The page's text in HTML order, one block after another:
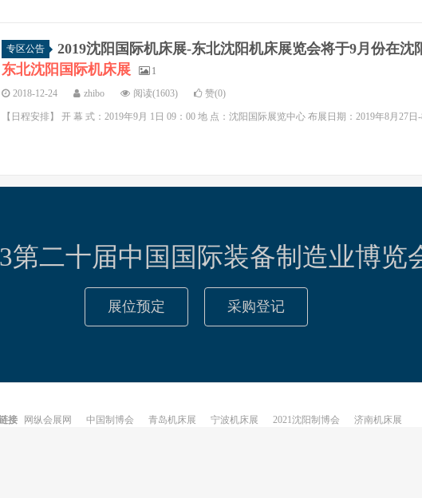
专区公告 2019沈阳国际机床展-东北沈阳机床展览会将于9月份在沈
东北沈阳国际机床展
1
2018-12-24
zhibo 阅读(1603) 赞(0)
【日程安排】 开 幕 式：2019年9月 1日 09：00 地 点：沈阳国际展览中心 布展日期：2019年8月27
第二十届中国国际装备制造业博览
展位预定 采购登记
接 网纵会展网 中国制博会 青岛机床展 宁波机床展 2021沈阳制博会 济南机床展